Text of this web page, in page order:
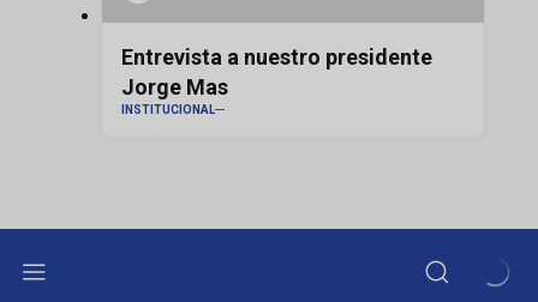
Entrevista a nuestro presidente
Jorge Mas
INSTITUCIONAL